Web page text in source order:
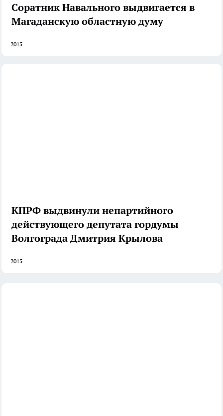
Соратник Навального выдвигается в
Магаданскую областную думу
2015
КПРФ выдвинули непартийного
действующего депутата гордумы
Волгограда Дмитрия Крылова
2015